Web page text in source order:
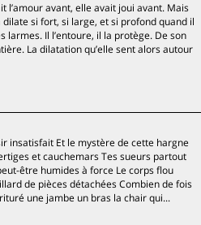
l’amour avant, elle avait joui avant. Mais
dilate si fort, si large, et si profond quand il
larmes. Il l’entoure, il la protège. De son
La dilatation qu’elle sent alors autour
insatisfait Et le mystère de cette hargne
et cauchemars Tes sueurs partout
être humides à force Le corps flou
de pièces détachées Combien de fois
une jambe un bras la chair qui...